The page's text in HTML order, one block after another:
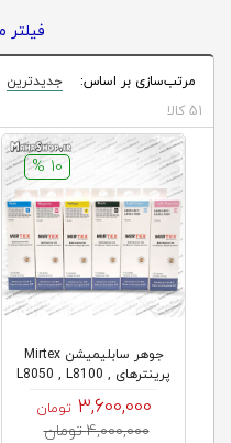
مرتب‌سازی بر اساس: جدیدترین
51 کالا
10 %
جوهر سابلیمیشن Mirtex
پرینترهای L8050 , L8100 ,
L1...
3,600,000 تومان
4,000,000 تومان